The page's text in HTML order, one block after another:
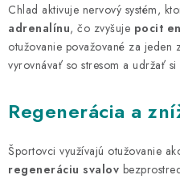
Chlad aktivuje nervový systém,
adrenalínu, čo zvyšuje pocit
otužovanie považované za jeden
vyrovnávať so stresom a udržať
Regenerácia a
Športovci využívajú otužovanie
regeneráciu svalov